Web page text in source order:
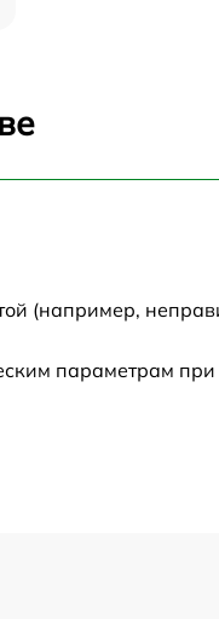
(например,
параметрам